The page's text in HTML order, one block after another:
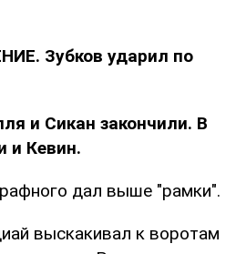
Зубков ударил по
и Сикан закончили. В
и Кевин.
дал выше "рамки".
выскакивал к воротам